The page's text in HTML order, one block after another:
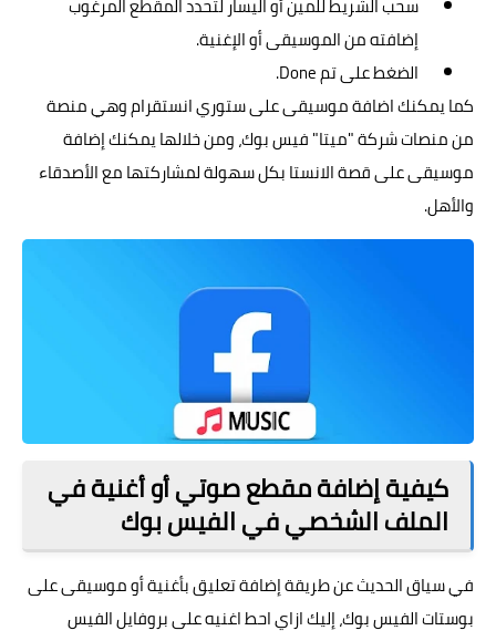
إضافته من الموسيقى أو الإغنية.
الضغط على تم Done.
كما يمكنك اضافة موسيقى على ستوري انستقرام وهي منصة
من منصات شركة "ميتا" فيس بوك، ومن خلالها يمكنك إضافة
موسيقى على قصة الانستا بكل سهولة لمشاركتها مع الأصدقاء
والأهل.
كيفية إضافة مقطع صوتي أو أغنية في
الملف الشخصي في الفيس بوك
في سياق الحديث عن طريقة إضافة تعليق بأغنية أو موسيقى على
بوستات الفيس بوك، إليك ازاي احط اغنيه على بروفايل الفيس